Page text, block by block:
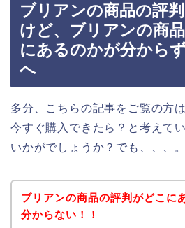
ブリアンの商品の評
けど、ブリアンの商
にあるのかが分から
へ
多分、こちらの記事をご覧の方
今すぐ購入できたら？と考えて
いかがでしょうか？でも、、、。
ブリアンの商品の評判がどこに
分からない！！